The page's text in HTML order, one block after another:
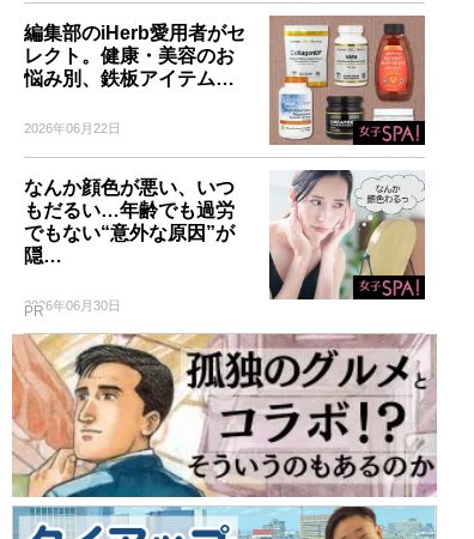
編集部のiHerb愛用者がセ
レクト。健康・美容のお
悩み別、鉄板アイテム…
2026年06月22日
なんか顔色が悪い、いつ
もだるい…年齢でも過労
でもない“意外な原因”が
隠…
2026年06月30日
PR